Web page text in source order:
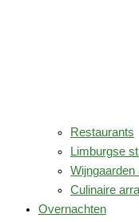
Restaurants
Limburgse
Wijngaarden
Culinaire
Overnachten